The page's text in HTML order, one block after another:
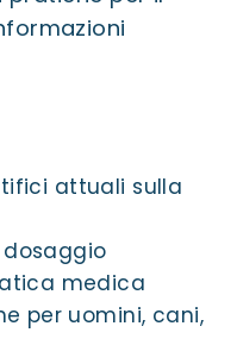
attuali sulla
medica
per uomini, cani,